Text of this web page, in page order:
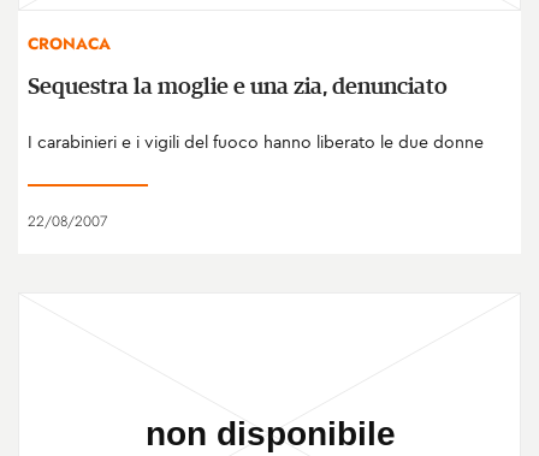
CRONACA
Sequestra la moglie e una zia, denunciato
I carabinieri e i vigili del fuoco hanno liberato le due donne
22/08/2007